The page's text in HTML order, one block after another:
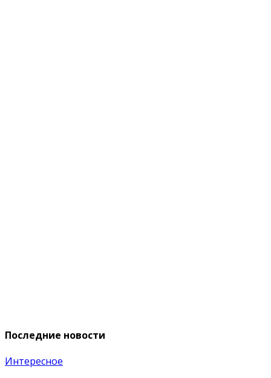
Последние новости
Интересное